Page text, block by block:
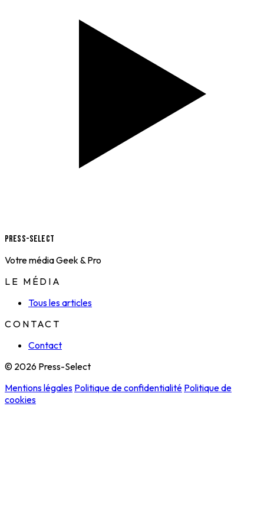
Press-Select
Votre média Geek & Pro
LE MÉDIA
Tous les articles
CONTACT
Contact
© 2026 Press-Select
Mentions légales Politique de confidentialité Politique de
cookies